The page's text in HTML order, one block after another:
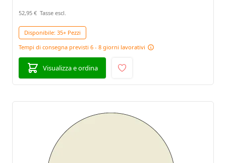
52,95 €
Disponibile: 35+ Pezzi
Tempi di consegna previsti 6 - 8 giorni lavorativi
Visualizza e ordina